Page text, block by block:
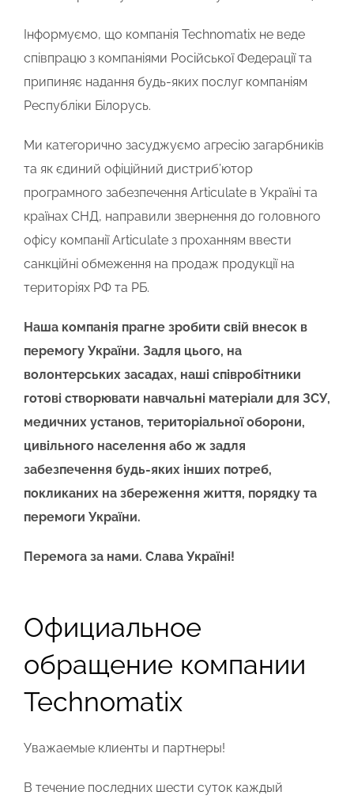
Інформуємо, що компанія Technomatix не веде
співпрацю з компаніями Російської Федерації та
припиняє надання будь-яких послуг компаніям
Республіки Білорусь.
Ми категорично засуджуємо агресію загарбників
та як єдиний офіційний дистриб’ютор
програмного забезпечення Articulate в Україні та
країнах СНД, направили звернення до головного
офісу компанії Articulate з проханням ввести
санкційні обмеження на продаж продукції на
територіях РФ та РБ.
Наша компанія прагне зробити свій внесок в
перемогу України. Задля цього, на
волонтерських засадах, наші співробітники
готові створювати навчальні матеріали для ЗСУ,
медичних установ, територіальної оборони,
цивільного населення або ж задля
забезпечення будь-яких інших потреб,
покликаних на збереження життя, порядку та
перемоги України.
Перемога за нами. Слава Україні!
Официальное
обращение компании
Technomatix
Уважаемые клиенты и партнеры!
В течение последних шести суток каждый